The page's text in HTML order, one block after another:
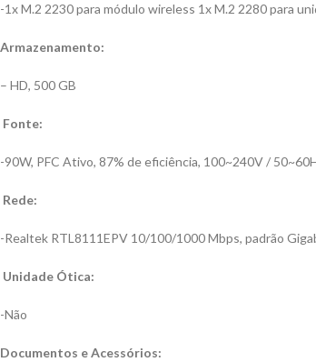
-1x M.2 2230 para módulo wireless 1x M.2 2280 para
Armazenamento:
– HD, 500 GB
Fonte:
-90W, PFC Ativo, 87% de eficiência, 100~240V /
Rede:
-Realtek RTL8111EPV 10/100/1000 Mbps, padrão
Unidade Ótica:
-Não
Documentos e Acessórios: